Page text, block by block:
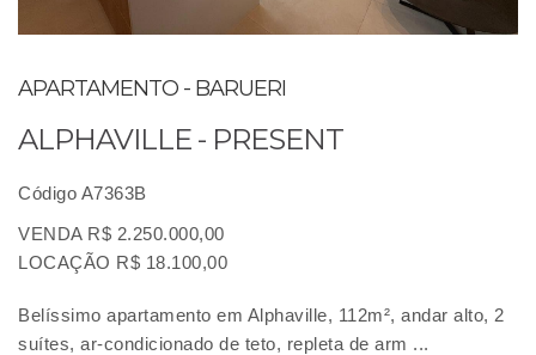
APARTAMENTO - BARUERI
ALPHAVILLE - PRESENT
Código A7363B
VENDA R$ 2.250.000,00
LOCAÇÃO R$ 18.100,00
Belíssimo apartamento em Alphaville, 112m², andar alto, 2
suítes, ar-condicionado de teto, repleta de arm ...